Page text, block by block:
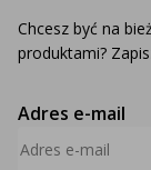
Chcesz być na
produktami?
Adres e-mail